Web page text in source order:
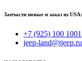
Запчасти новые и заказ из USA:
+7 (925) 100 1001
jeep-land@tjeep.ru